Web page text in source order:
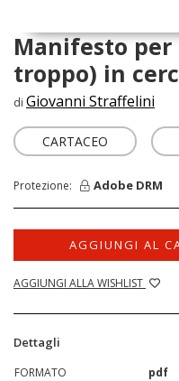
Manifesto
troppo) in
di Giovanni Straffelini
CARTACEO
Protezione: Adobe DRM
AGGIUNGI AL
AGGIUNGI ALLA WISHLIST
Dettagli
FORMATO
pdf